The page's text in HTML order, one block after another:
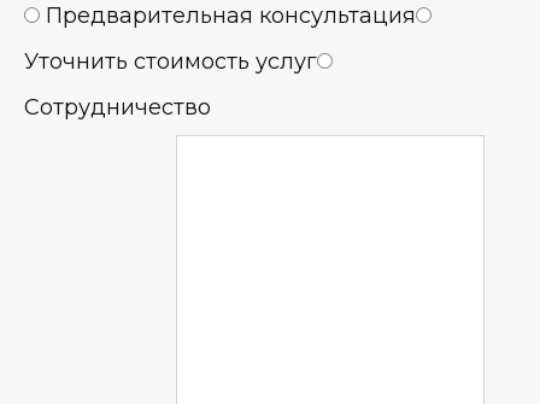
Предварительная консультация
Уточнить стоимость услуг
Сотрудничество